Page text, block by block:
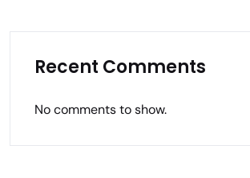
Recent Comments
No comments to show.